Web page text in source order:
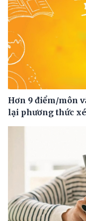
Hơn 9 điểm/môn
lại phương thức